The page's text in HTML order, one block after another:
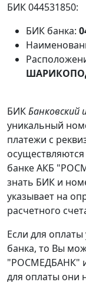
БИК 044531850:
БИК банка:
БИКБанковский
уникальный
платежи с
банке АКБ
знать БИК и
указывает на
расчетного
Если для
банка, то Вы
"РОСМЕДБАНК" и
для оплаты они